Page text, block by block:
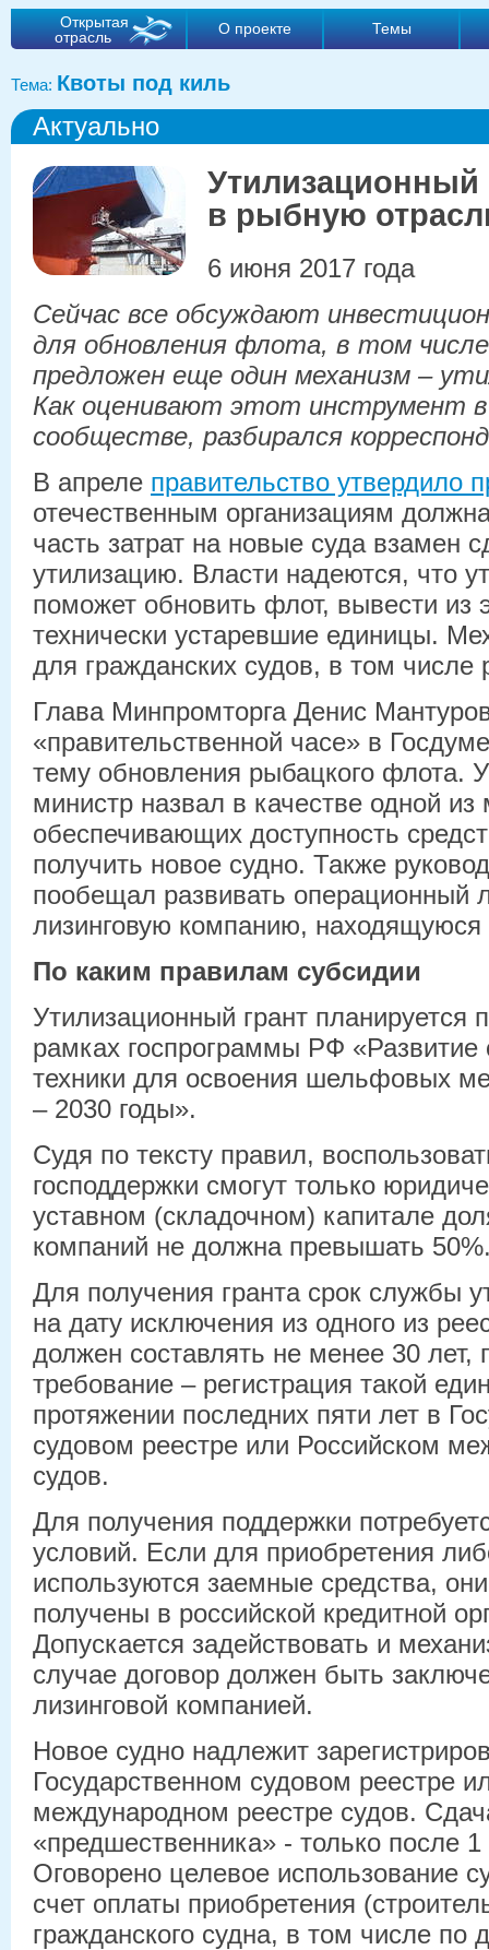
Открытая
отрасль
О проекте Темы
Тема: Квоты под киль
Актуально
Утилизационный
в рыбную
6 июня 2017 года
Сейчас все обсуждают
для обновления флота, в том
предложен еще один механизм –
Как оценивают этот инструмент
сообществе, разбирался
В апреле правительство утвердило
отечественным организациям
часть затрат на новые суда взамен
утилизацию. Власти надеются, что
поможет обновить флот, вывести из
технически устаревшие единицы.
для гражданских судов, в том
Глава Минпромторга Денис
«правительственной часе» в
тему обновления рыбацкого флота.
министр назвал в качестве одной из
обеспечивающих доступность
получить новое судно. Также
пообещал развивать операционный
лизинговую компанию,
По каким правилам субсидии
Утилизационный грант планируется
рамках госпрограммы РФ «Развитие
техники для освоения шельфовых
– 2030 годы».
Судя по тексту правил,
господдержки смогут только
уставном (складочном) капитале
компаний не должна превышать
Для получения гранта срок службы
на дату исключения из одного из
должен составлять не менее 30
требование – регистрация такой
протяжении последних пяти лет в
судовом реестре или Российском
судов.
Для получения поддержки
условий. Если для приобретения
используются заемные средства,
получены в российской кредитной
Допускается задействовать и
случае договор должен быть
лизинговой компанией.
Новое судно надлежит
Государственном судовом реестре
международном реестре судов.
«предшественника» - только после
Оговорено целевое использование
счет оплаты приобретения
гражданского судна, в том числе по